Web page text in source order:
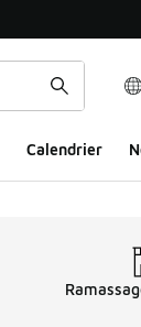
Calendrier